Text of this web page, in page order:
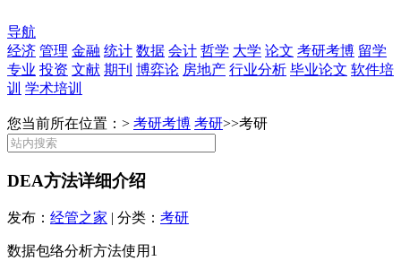
导航
经济 管理 金融 统计 数据 会计 哲学 大学 论文 考研考博 留学
专业 投资 文献 期刊 博弈论 房地产 行业分析 毕业论文 软件培
训 学术培训
您当前所在位置：> 考研考博 考研>>考研
DEA方法详细介绍
发布： 经管之家 | 分类： 考研
数据包络分析方法使用1